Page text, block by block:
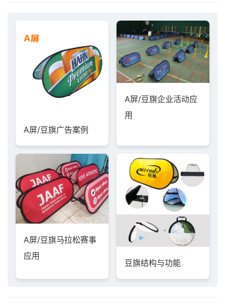
A屏/豆旗广告案例
A屏/豆旗企业活动应
用
A屏/豆旗马拉松赛事
应用
豆旗结构与功能